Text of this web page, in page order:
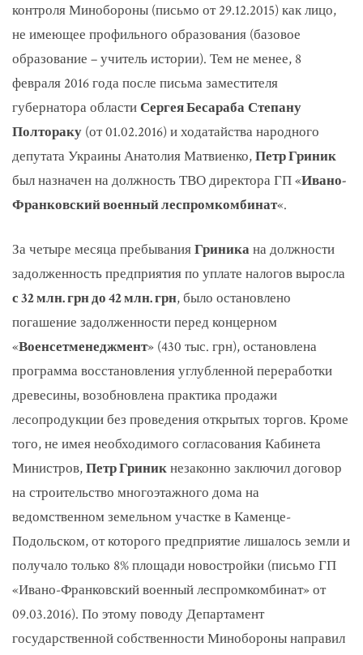
контроля Минобороны (письмо от 29.12.2015) как лицо,
не имеющее профильного образования (базовое
образование – учитель истории). Тем не менее, 8
февраля 2016 года после письма заместителя
губернатора областиСергея БесарабаСтепану
Полтораку (от 01.02.2016) и ходатайства народного
депутата Украины Анатолия Матвиенко,Петр Гриник
был назначен на должность ТВО директора ГП «Ивано-
Франковский военный леспромкомбинат«.
За четыре месяца пребыванияГриникана должности
задолженность предприятия по уплате налогов выросла
с 32 млн. грн до 42 млн. грн, было остановлено
погашение задолженности перед концерном
«Военсетменеджмент» (430 тыс. грн), остановлена
программа восстановления углубленной переработки
древесины, возобновлена практика продажи
лесопродукции без проведения открытых торгов. Кроме
того, не имея необходимого согласования Кабинета
Министров,Петр Гриникнезаконно заключил договор
на строительство многоэтажного дома на
ведомственном земельном участке в Каменце-
Подольском, от которого предприятие лишалось земли и
получало только 8% площади новостройки (письмо ГП
«Ивано-Франковский военный леспромкомбинат» от
09.03.2016). По этому поводу Департамент
государственной собственности Минобороны направил